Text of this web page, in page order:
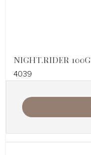
NIGHT.RIDER 100G
4039